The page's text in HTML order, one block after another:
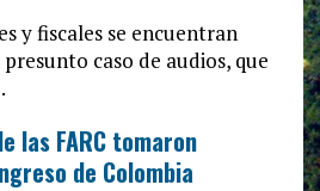
y fiscales se encuentran
caso de audios, que
las FARC tomaron
de Colombia